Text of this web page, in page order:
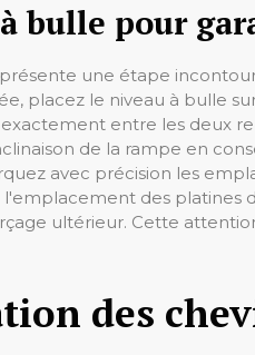
bulle pour
une étape
placez le niveau à bulle
entre les deux
de la rampe en
avec précision les
des
ultérieur. Cette
des